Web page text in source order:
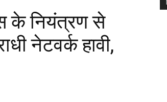
के नियंत्रण से
नेटवर्क हावी,